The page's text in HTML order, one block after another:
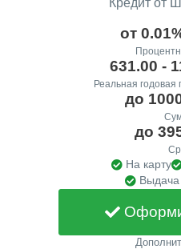
от
631.00 -
Реальная годовая
до
до
На карту